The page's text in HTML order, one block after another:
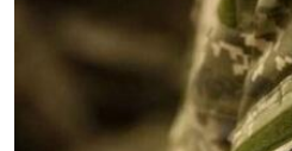
Николай Потика